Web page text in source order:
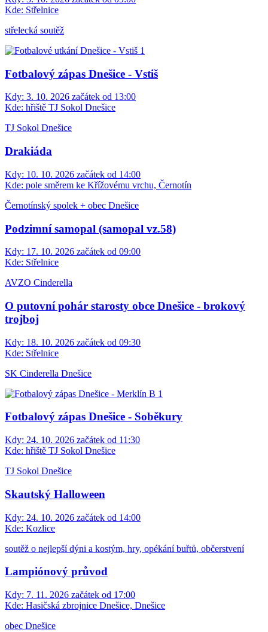
Kde: Střelnice
střelecká soutěž
Fotbalový zápas Dnešice - Vstiš
Kdy: 3. 10. 2026 začátek od 13:00
Kde: hřiště TJ Sokol Dnešice
TJ Sokol Dnešice
Drakiáda
Kdy: 10. 10. 2026 začátek od 14:00
Kde: pole směrem ke Křížovému vrchu, Černotín
Černotínský spolek + obec Dnešice
Podzimní samopal (samopal vz.58)
Kdy: 17. 10. 2026 začátek od 09:00
Kde: Střelnice
AVZO Cinderella
O putovní pohár starosty obce Dnešice - brokový
trojboj
Kdy: 18. 10. 2026 začátek od 09:30
Kde: Střelnice
SK Cinderella Dnešice
Fotbalový zápas Dnešice - Soběkury
Kdy: 24. 10. 2026 začátek od 11:30
Kde: hřiště TJ Sokol Dnešice
TJ Sokol Dnešice
Skautský Halloween
Kdy: 24. 10. 2026 začátek od 14:00
Kde: Kozlice
soutěž o nejlepší dýni a kostým, hry, opékání buřtů, občerstvení
Lampiónový průvod
Kdy: 7. 11. 2026 začátek od 17:00
Kde: Hasičská zbrojnice Dnešice, Dnešice
obec Dnešice